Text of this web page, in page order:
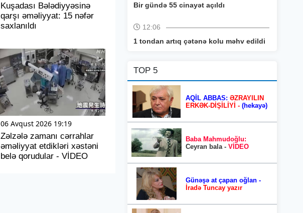
Kuşadası Bələdiyyəsinə
qarşı əməliyyat: 15 nəfər
saxlanıldı
06 Avqust 2026 19:19
Zəlzələ zamanı cərrahlar
əməliyyat etdikləri xəstəni
belə qorudular - VİDEO
Bir gündə 55 cinayət açıldı
12:06
1 tondan artıq çətənə kolu məhv edildi
TOP 5
AQİL ABBAS: ƏZRAYILIN
ERKƏK-DİŞİLİYİ - (hekayə)
Baba Mahmudoğlu:
Ceyran bala - VİDEO
Günəşə at çapan oğlan -
İradə Tuncay yazır